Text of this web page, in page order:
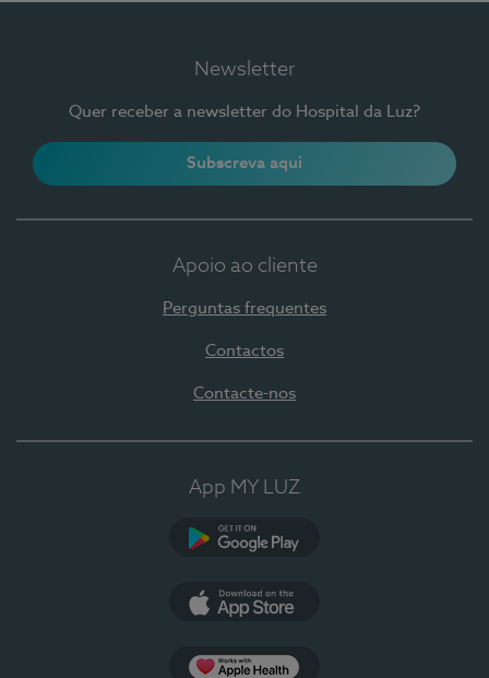
Newsletter
Quer receber a newsletter do Hospital da Luz?
Subscreva aqui
Apoio ao cliente
Perguntas frequentes
Contactos
Contacte-nos
App MY LUZ